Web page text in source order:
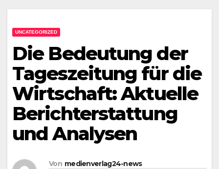
UNCATEGORIZED
Die Bedeutung der
Tageszeitung für die
Wirtschaft: Aktuelle
Berichterstattung
und Analysen
Von medienverlag24-news